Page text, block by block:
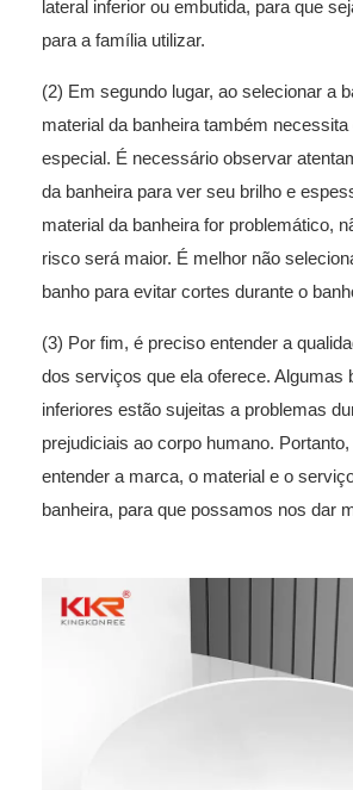
lateral inferior ou embutida, para que
para a família utilizar.
(2) Em segundo lugar, ao selecionar a
material da banheira também necessita
especial. É necessário observar
da banheira para ver seu brilho e
material da banheira for problemático,
risco será maior. É melhor não
banho para evitar cortes durante o
(3) Por fim, é preciso entender a
dos serviços que ela oferece. Algumas
inferiores estão sujeitas a problemas
prejudiciais ao corpo humano.
entender a marca, o material e o
banheira, para que possamos nos dar